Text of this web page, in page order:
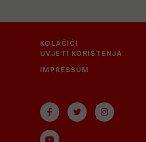
KOLAČIĆI
UVJETI KORIŠTENJA
IMPRESSUM